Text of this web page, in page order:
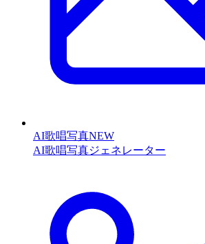
AI歌唱写真NEW
AI歌唱写真ジェネレーター